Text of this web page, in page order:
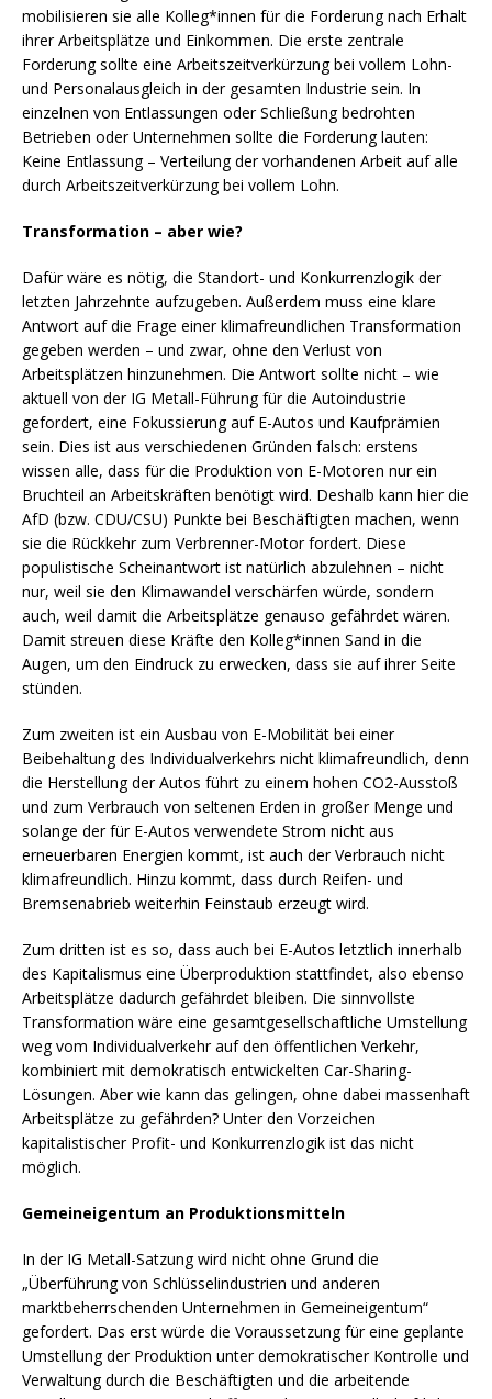
mobilisieren sie alle Kolleg*innen für die Forderung nach Erhalt
ihrer Arbeitsplätze und Einkommen. Die erste zentrale
Forderung sollte eine Arbeitszeitverkürzung bei vollem Lohn-
und Personalausgleich in der gesamten Industrie sein. In
einzelnen von Entlassungen oder Schließung bedrohten
Betrieben oder Unternehmen sollte die Forderung lauten:
Keine Entlassung – Verteilung der vorhandenen Arbeit auf alle
durch Arbeitszeitverkürzung bei vollem Lohn.
Transformation – aber wie?
Dafür wäre es nötig, die Standort- und Konkurrenzlogik der
letzten Jahrzehnte aufzugeben. Außerdem muss eine klare
Antwort auf die Frage einer klimafreundlichen Transformation
gegeben werden – und zwar, ohne den Verlust von
Arbeitsplätzen hinzunehmen. Die Antwort sollte nicht – wie
aktuell von der IG Metall-Führung für die Autoindustrie
gefordert, eine Fokussierung auf E-Autos und Kaufprämien
sein. Dies ist aus verschiedenen Gründen falsch: erstens
wissen alle, dass für die Produktion von E-Motoren nur ein
Bruchteil an Arbeitskräften benötigt wird. Deshalb kann hier die
AfD (bzw. CDU/CSU) Punkte bei Beschäftigten machen, wenn
sie die Rückkehr zum Verbrenner-Motor fordert. Diese
populistische Scheinantwort ist natürlich abzulehnen – nicht
nur, weil sie den Klimawandel verschärfen würde, sondern
auch, weil damit die Arbeitsplätze genauso gefährdet wären.
Damit streuen diese Kräfte den Kolleg*innen Sand in die
Augen, um den Eindruck zu erwecken, dass sie auf ihrer Seite
stünden.
Zum zweiten ist ein Ausbau von E-Mobilität bei einer
Beibehaltung des Individualverkehrs nicht klimafreundlich, denn
die Herstellung der Autos führt zu einem hohen CO2-Ausstoß
und zum Verbrauch von seltenen Erden in großer Menge und
solange der für E-Autos verwendete Strom nicht aus
erneuerbaren Energien kommt, ist auch der Verbrauch nicht
klimafreundlich. Hinzu kommt, dass durch Reifen- und
Bremsenabrieb weiterhin Feinstaub erzeugt wird.
Zum dritten ist es so, dass auch bei E-Autos letztlich innerhalb
des Kapitalismus eine Überproduktion stattfindet, also ebenso
Arbeitsplätze dadurch gefährdet bleiben. Die sinnvollste
Transformation wäre eine gesamtgesellschaftliche Umstellung
weg vom Individualverkehr auf den öffentlichen Verkehr,
kombiniert mit demokratisch entwickelten Car-Sharing-
Lösungen. Aber wie kann das gelingen, ohne dabei massenhaft
Arbeitsplätze zu gefährden? Unter den Vorzeichen
kapitalistischer Profit- und Konkurrenzlogik ist das nicht
möglich.
Gemeineigentum an Produktionsmitteln
In der IG Metall-Satzung wird nicht ohne Grund die
„Überführung von Schlüsselindustrien und anderen
marktbeherrschenden Unternehmen in Gemeineigentum“
gefordert. Das erst würde die Voraussetzung für eine geplante
Umstellung der Produktion unter demokratischer Kontrolle und
Verwaltung durch die Beschäftigten und die arbeitende